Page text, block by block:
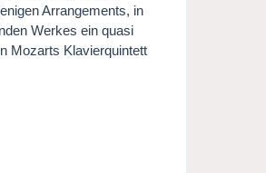
Arrangements, in
Werkes ein quasi
Mozarts Klavierquintett